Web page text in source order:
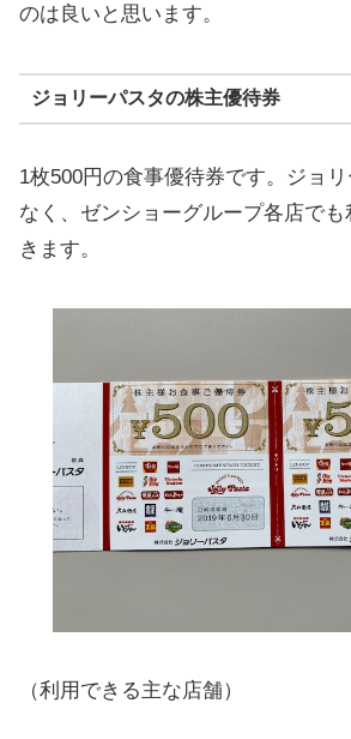
のは良いと思います。
ジョリーパスタの株主優待券
1枚500円の食事優待券です。ジョ
なく、ゼンショーグループ各店で
きます。
（利用できる主な店舗）